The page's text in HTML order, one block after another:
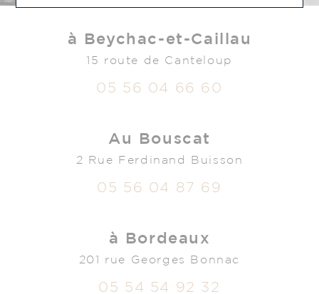
à Beychac-et-Caillau
15 route de Canteloup
05 56 04 66 60
Au Bouscat
2 Rue Ferdinand Buisson
05 56 04 87 69
à Bordeaux
201 rue Georges Bonnac
05 54 54 92 32